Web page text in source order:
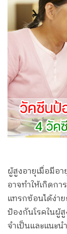
ผู้สูงอายุเมื่อมีอ
อาจทำให้เกิดก
แทรกซ้อนได้ง่า
ป้องกันโรคในผู้
จำเป็นและแนะ